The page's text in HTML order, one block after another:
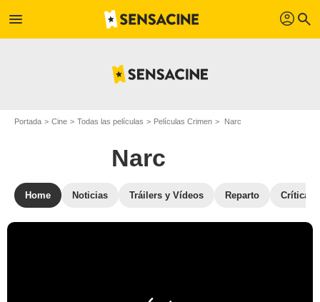
menu profil search
Portada Cine Todas las películas Películas Crimen Narc
Narc
Home Noticias Tráilers y Vídeos Reparto Críticas